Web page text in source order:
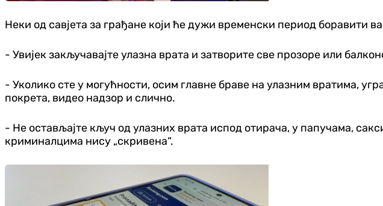
Неки од савјета за грађане који ће дужи временски период боравити
- Увијек закључавајте улазна врата и затворите све прозоре или
- Уколико сте у могућности, осим главне браве на улазним вратима,
покрета, видео надзор и слично.
- Не остављајте кључ од улазних врата испод отирача, у папучама,
криминалцима нису „скривена“.